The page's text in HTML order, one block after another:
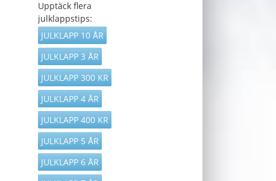
Upptäck flera
julklappstips:
JULKLAPP 10 ÅR
JULKLAPP 3 ÅR
JULKLAPP 300 KR
JULKLAPP 4 ÅR
JULKLAPP 400 KR
JULKLAPP 5 ÅR
JULKLAPP 6 ÅR